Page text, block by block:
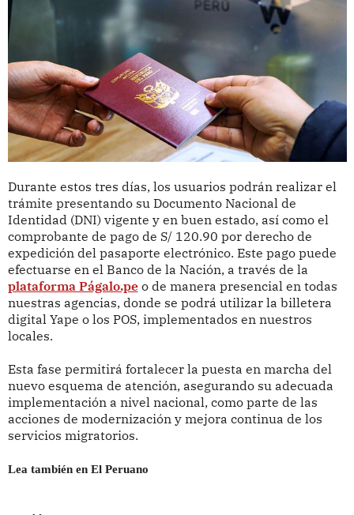
Durante estos tres días, los usuarios podrán realizar el
trámite presentando su Documento Nacional de
Identidad (DNI) vigente y en buen estado, así como el
comprobante de pago de S/ 120.90 por derecho de
expedición del pasaporte electrónico. Este pago puede
efectuarse en el Banco de la Nación, a través de la
plataforma Págalo.pe o de manera presencial en todas
nuestras agencias, donde se podrá utilizar la billetera
digital Yape o los POS, implementados en nuestros
locales.
Esta fase permitirá fortalecer la puesta en marcha del
nuevo esquema de atención, asegurando su adecuada
implementación a nivel nacional, como parte de las
acciones de modernización y mejora continua de los
servicios migratorios.
Lea también en El Peruano